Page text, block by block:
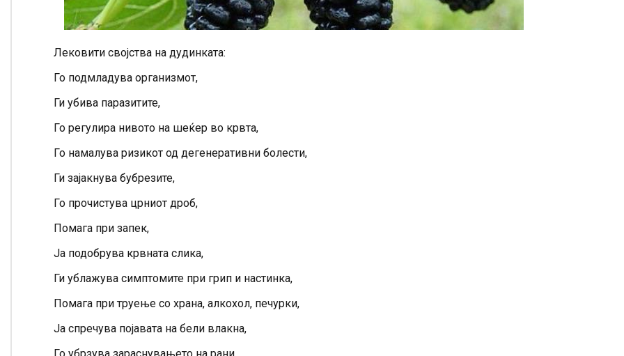
Лековити својства на дудинката:
Го подмладува организмот,
Ги убива паразитите,
Го регулира нивото на шеќер во крвта,
Го намалува ризикот од дегенеративни болести,
Ги зајакнува бубрезите,
Го прочистува црниот дроб,
Помага при запек,
Ја подобрува крвната слика,
Ги ублажува симптомите при грип и настинка,
Помага при труење со храна, алкохол, печурки,
Ја спречува појавата на бели влакна,